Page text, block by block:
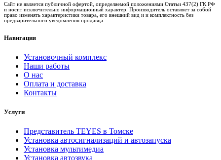
Сайт не является публичной офертой, определяемой положениями Статьи 437(2) ГК РФ
и носит исключительно информационный характер. Производитель оставляет за собой
право изменять характеристики товара, его внешний вид и и комплектность без
предварительного уведомления продавца.
Навигация
Установочный комплекс
Наши работы
О нас
Оплата и доставка
Контакты
Услуги
Представитель TEYES в Томске
Установка автосигнализаций и автозапуска
Установка мультимедиа
Установка автозвука